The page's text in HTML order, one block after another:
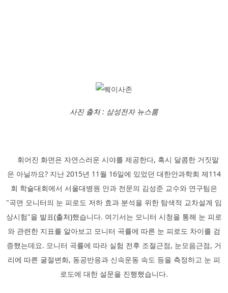
사진 출처 : 삼성전자 뉴스룸
휘어진 화면은 자연스러운 시야를 제공한다, 혹시 달콤한 거짓말
은 아닐까요? 지난 2015년 11월 16일에 있었던 대한안과학회 제114
회 학술대회에서 서울대병원 안과 전문의 김성준 교수와 연구팀은
"곡면 모니터의 눈 피로도 저하 효과 분석을 위한 탐색적 교차설계 임
상시험"을 발표(출처)했습니다. 여기서는 모니터 시청을 통해 눈 피로
와 관련한 지표를 알아보고 모니터 곡률에 따른 눈 피로도 차이를 검
증했는데요. 모니터 곡률에 따라 실험 전후 조절근점, 눈모음근점, 거
리에 따른 굴절변화, 동공반응과 신속운동 속도 등을 측정하고 눈 피
로도에 대한 설문을 진행했습니다.